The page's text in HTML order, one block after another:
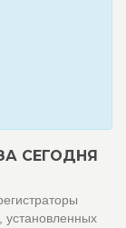
СЕГОДНЯ